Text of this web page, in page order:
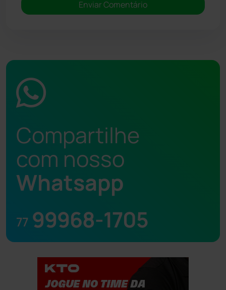
Compartilhe
com nosso
Whatsapp
77 99968-1705